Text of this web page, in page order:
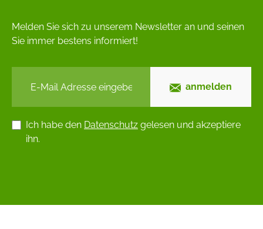
Melden Sie sich zu unserem Newsletter an und seinen
Sie immer bestens informiert!
anmelden
Ich habe den Datenschutz gelesen und akzeptiere
ihn.